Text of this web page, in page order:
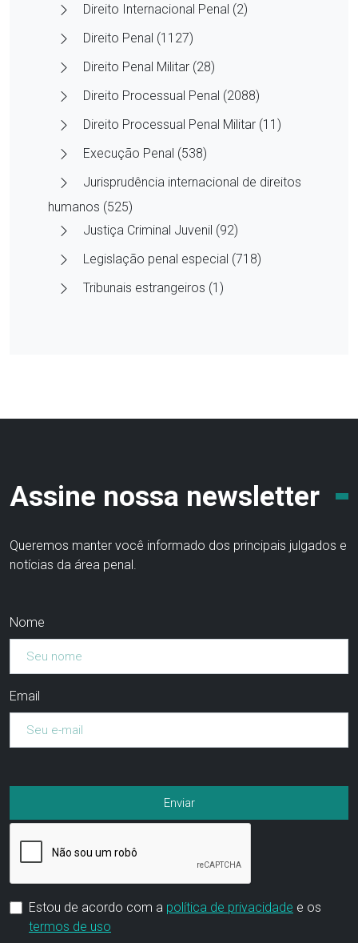
Direito Internacional Penal (2)
Direito Penal (1127)
Direito Penal Militar (28)
Direito Processual Penal (2088)
Direito Processual Penal Militar (11)
Execução Penal (538)
Jurisprudência internacional de direitos
humanos (525)
Justiça Criminal Juvenil (92)
Legislação penal especial (718)
Tribunais estrangeiros (1)
Assine nossa newsletter
Queremos manter você informado dos principais julgados e
notícias da área penal.
Nome
Email
Estou de acordo com a política de privacidade e os
termos de uso